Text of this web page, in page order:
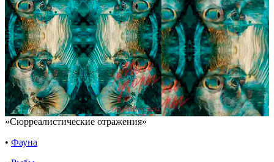
«Сюрреалистические отражения»
• Фауна